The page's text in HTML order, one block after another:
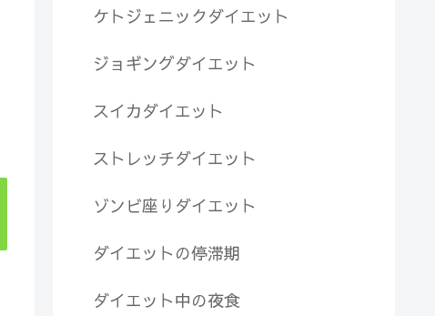
ケトジェニックダイエット
ジョギングダイエット
スイカダイエット
ストレッチダイエット
ゾンビ座りダイエット
ダイエットの停滞期
ダイエット中の夜食